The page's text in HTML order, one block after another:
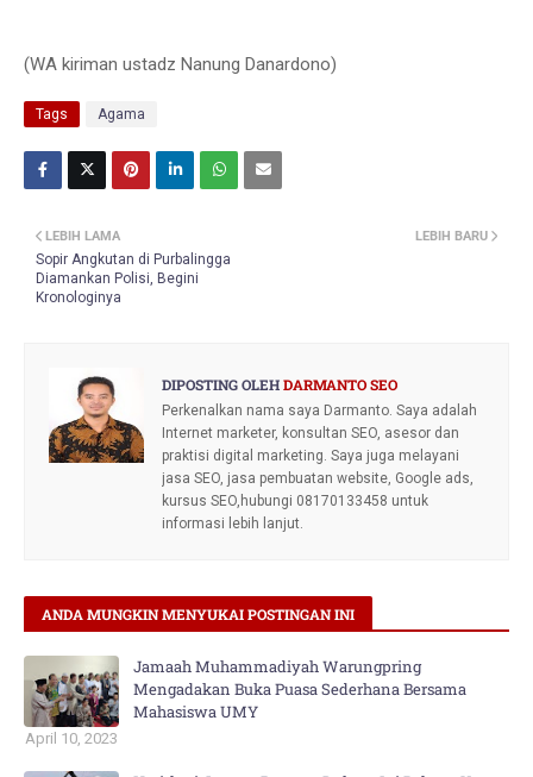
(WA kiriman ustadz Nanung Danardono)
Tags Agama
LEBIH BARU
LEBIH LAMA
Sopir Angkutan di Purbalingga
Diamankan Polisi, Begini
Kronologinya
DIPOSTING OLEHDARMANTO SEO
Perkenalkan nama saya Darmanto. Saya adalah
Internet marketer, konsultan SEO, asesor dan
praktisi digital marketing. Saya juga melayani
jasa SEO, jasa pembuatan website, Google ads,
kursus SEO,hubungi 08170133458 untuk
informasi lebih lanjut.
ANDA MUNGKIN MENYUKAI POSTINGAN INI
Jamaah Muhammadiyah Warungpring
Mengadakan Buka Puasa Sederhana Bersama
Mahasiswa UMY
April 10, 2023